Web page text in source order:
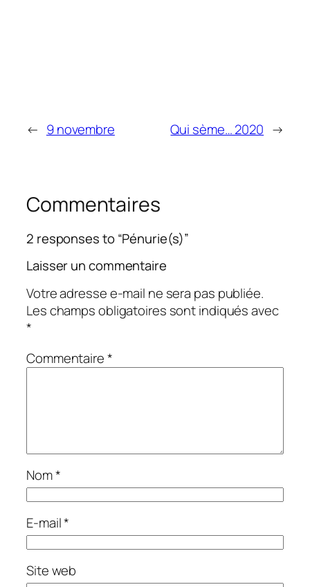
← 9 novembre Qui sème… 2020 →
Commentaires
2 responses to “Pénurie(s)”
Laisser un commentaire
Votre adresse e-mail ne sera pas publiée.
Les champs obligatoires sont indiqués avec
*
Commentaire*
Nom*
E-mail*
Site web